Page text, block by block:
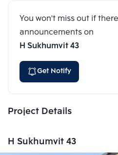
You won't miss out if
announcements on
H Sukhumvit 43
Get Notify
Project Details
H Sukhumvit 43